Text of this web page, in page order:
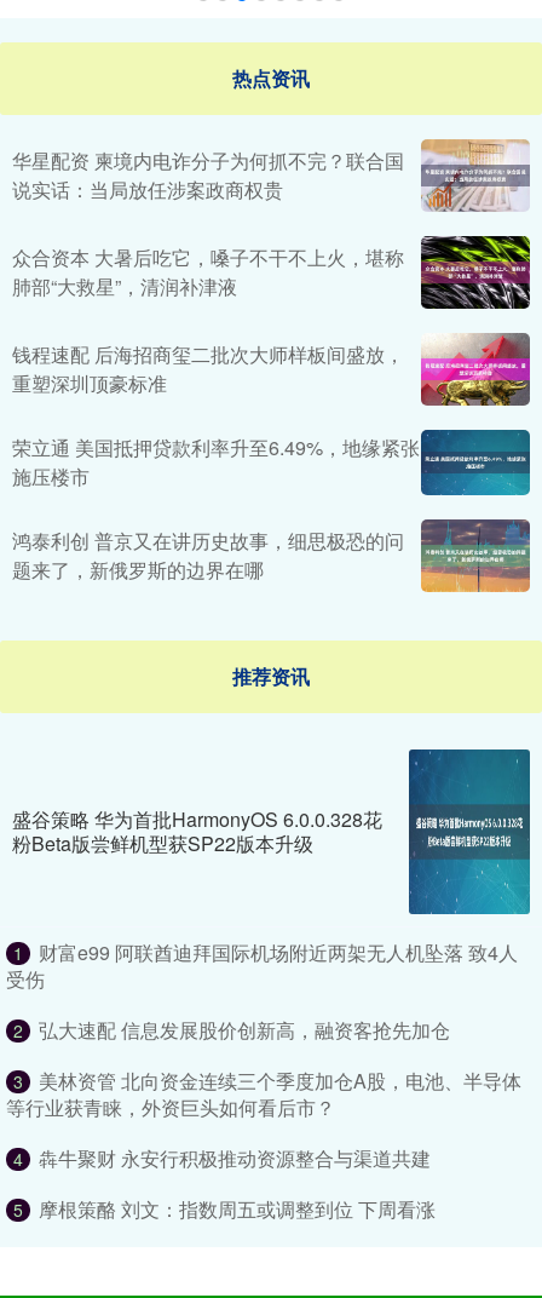
热点资讯
华星配资 柬境内电诈分子为何抓不完？联合国
说实话：当局放任涉案政商权贵
众合资本 大暑后吃它，嗓子不干不上火，堪称
肺部“大救星”，清润补津液
钱程速配 后海招商玺二批次大师样板间盛放，
重塑深圳顶豪标准
荣立通 美国抵押贷款利率升至6.49%，地缘紧张
施压楼市
鸿泰利创 普京又在讲历史故事，细思极恐的问
题来了，新俄罗斯的边界在哪
推荐资讯
盛谷策略 华为首批HarmonyOS 6.0.0.328花
粉Beta版尝鲜机型获SP22版本升级
1
财富e99 阿联酋迪拜国际机场附近两架无人机坠落 致4人
受伤
2 弘大速配 信息发展股价创新高，融资客抢先加仓
3
美林资管 北向资金连续三个季度加仓A股，电池、半导体
等行业获青睐，外资巨头如何看后市？
4 犇牛聚财 永安行积极推动资源整合与渠道共建
5 摩根策酪 刘文：指数周五或调整到位 下周看涨